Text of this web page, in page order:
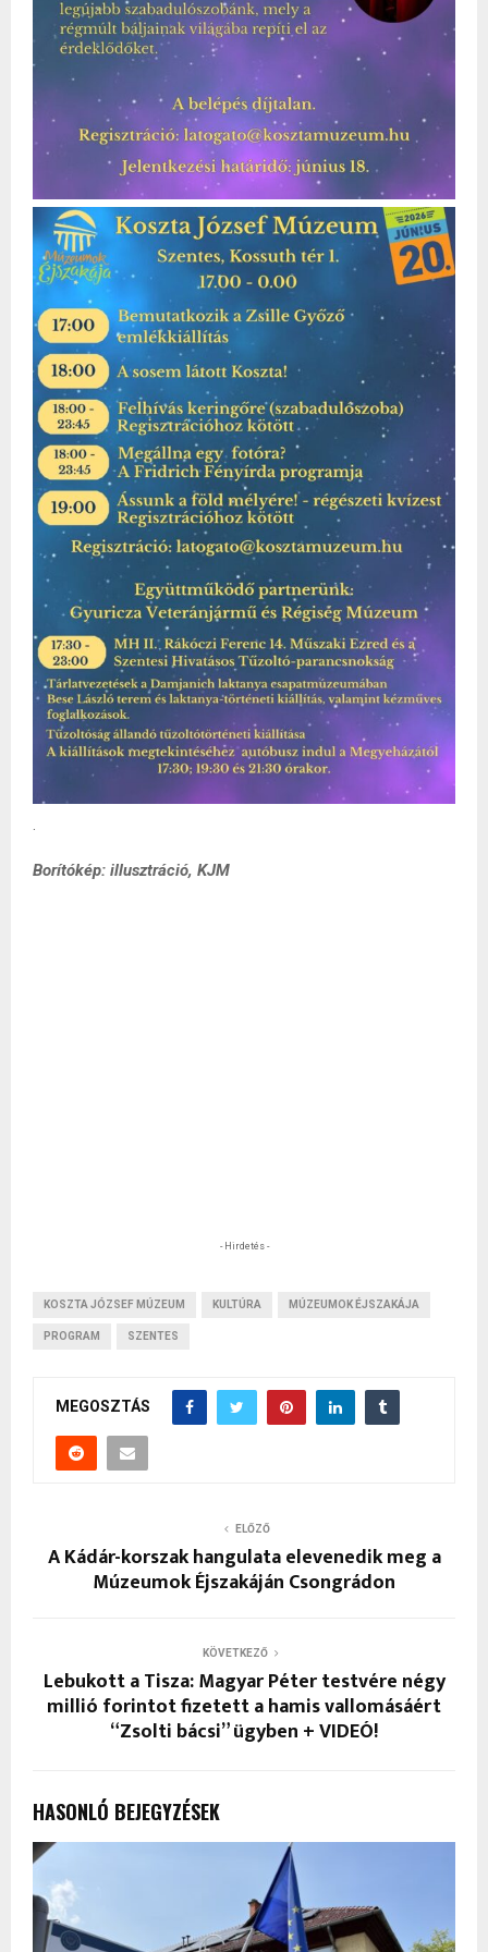
.
Borítókép: illusztráció, KJM
- Hirdetés -
KOSZTA JÓZSEF MÚZEUM KULTÚRA MÚZEUMOK ÉJSZAKÁJA
PROGRAM SZENTES
MEGOSZTÁS
ELŐZŐ
A Kádár-korszak hangulata elevenedik meg a
Múzeumok Éjszakáján Csongrádon
KÖVETKEZŐ
Lebukott a Tisza: Magyar Péter testvére négy
millió forintot fizetett a hamis vallomásáért
“Zsolti bácsi” ügyben + VIDEÓ!
HASONLÓ BEJEGYZÉSEK